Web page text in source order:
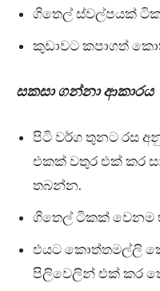
ගිතෙල් ස්වල්පයක්
කුඩාවට කපාගත්
සකසා ගන්නා ආකාරය
පිටි වර්ග තුනට රස
එකක් වතුර එක් කර
තබන්න.
ගිතෙල් ටිකක් වෙනම
එයට කොත්තමල්ලි
පිලිවෙලින් එක් කර